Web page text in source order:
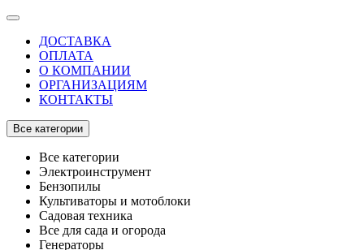
ДОСТАВКА
ОПЛАТА
О КОМПАНИИ
ОРГАНИЗАЦИЯМ
КОНТАКТЫ
Все категории
Все категории
Электроинструмент
Бензопилы
Культиваторы и мотоблоки
Садовая техника
Все для сада и огорода
Генераторы